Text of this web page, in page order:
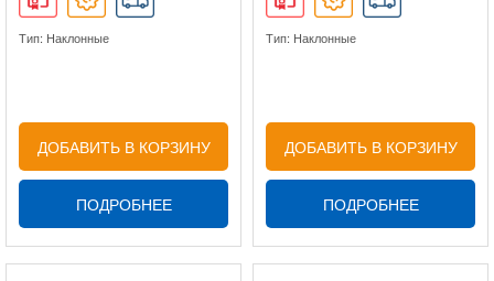
Тип: Наклонные
ДОБАВИТЬ В КОРЗИНУ
ПОДРОБНЕЕ
Тип: Наклонные
ДОБАВИТЬ В КОРЗИНУ
ПОДРОБНЕЕ